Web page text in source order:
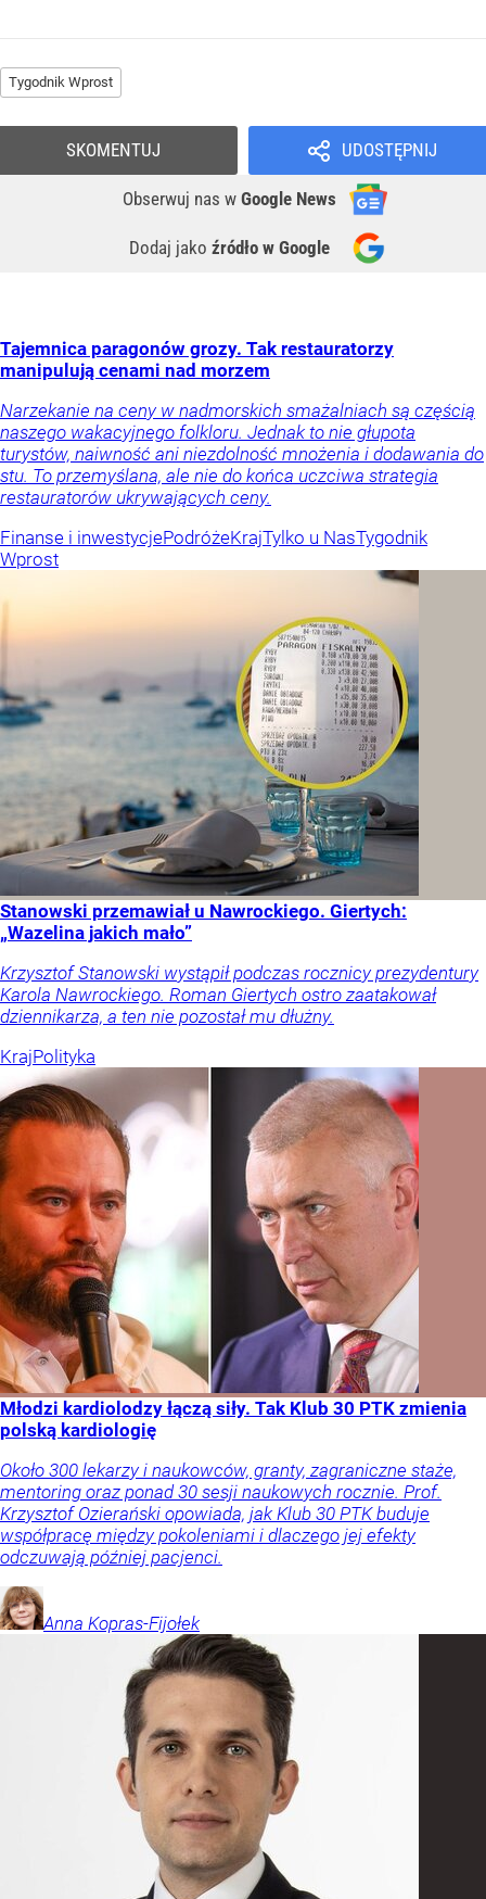
Tygodnik Wprost
UDOSTĘPNIJ
Obserwuj nas w Google News
Dodaj jako źródło w Google
SKOMENTUJ
Tajemnica paragonów grozy. Tak restauratorzy
manipulują cenami nad morzem
Narzekanie na ceny w nadmorskich smażalniach są częścią
naszego wakacyjnego folkloru. Jednak to nie głupota
turystów, naiwność ani niezdolność mnożenia i dodawania do
stu. To przemyślana, ale nie do końca uczciwa strategia
restauratorów ukrywających ceny.
Finanse i inwestycjePodróżeKrajTylko u NasTygodnik
Wprost
Stanowski przemawiał u Nawrockiego. Giertych:
„Wazelina jakich mało”
Krzysztof Stanowski wystąpił podczas rocznicy prezydentury
Karola Nawrockiego. Roman Giertych ostro zaatakował
dziennikarza, a ten nie pozostał mu dłużny.
KrajPolityka
Młodzi kardiolodzy łączą siły. Tak Klub 30 PTK zmienia
polską kardiologię
Około 300 lekarzy i naukowców, granty, zagraniczne staże,
mentoring oraz ponad 30 sesji naukowych rocznie. Prof.
Krzysztof Ozierański opowiada, jak Klub 30 PTK buduje
współpracę między pokoleniami i dlaczego jej efekty
odczuwają później pacjenci.
Anna Kopras-Fijołek